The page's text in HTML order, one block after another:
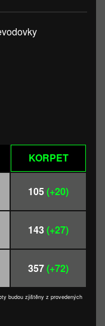
KORPET
105(+20)
143(+27)
357(+72)
budou zjištěny z provedených